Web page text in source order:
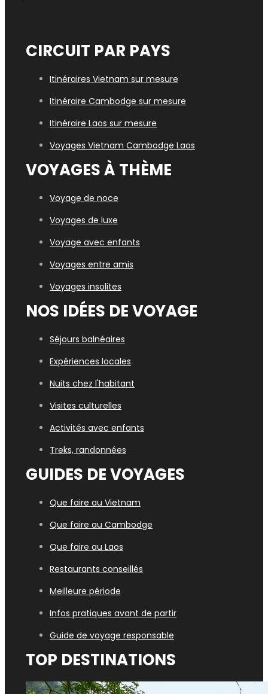
CIRCUIT PAR PAYS
Itinéraires Vietnam sur mesure
Itinéraire Cambodge sur mesure
Itinéraire Laos sur mesure
Voyages Vietnam Cambodge Laos
VOYAGES À THÈME
Voyage de noce
Voyages de luxe
Voyage avec enfants
Voyages entre amis
Voyages insolites
NOS IDÉES DE VOYAGE
Séjours balnéaires
Expériences locales
Nuits chez l'habitant
Visites culturelles
Activités avec enfants
Treks, randonnées
GUIDES DE VOYAGES
Que faire au Vietnam
Que faire au Cambodge
Que faire au Laos
Restaurants conseillés
Meilleure période
Infos pratiques avant de partir
Guide de voyage responsable
TOP DESTINATIONS